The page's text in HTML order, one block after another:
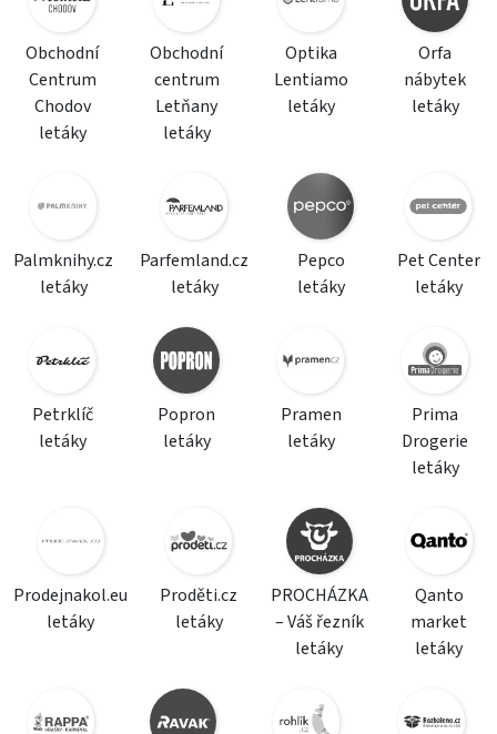
Obchodní
Centrum
Chodov
letáky
Obchodní
centrum
Letňany
letáky
Optika
Lentiamo
letáky
Orfa
nábytek
letáky
Palmknihy.cz
letáky
Parfemland.cz
letáky
Pepco
letáky
Pet Center
letáky
Petrklíč
letáky
Popron
letáky
Pramen
letáky
Prima
Drogerie
letáky
Prodejnakol.eu
letáky
Proděti.cz
letáky
PROCHÁZKA
– Váš řezník
letáky
Qanto
market
letáky